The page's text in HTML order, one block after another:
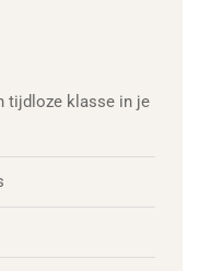
tijdloze klasse in je